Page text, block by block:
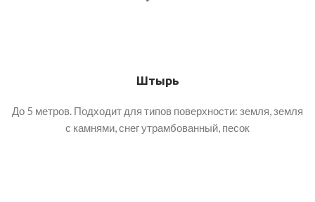
Штырь
До 5 метров. Подходит для типов поверхности: земля, земля
с камнями, снег утрамбованный, песок